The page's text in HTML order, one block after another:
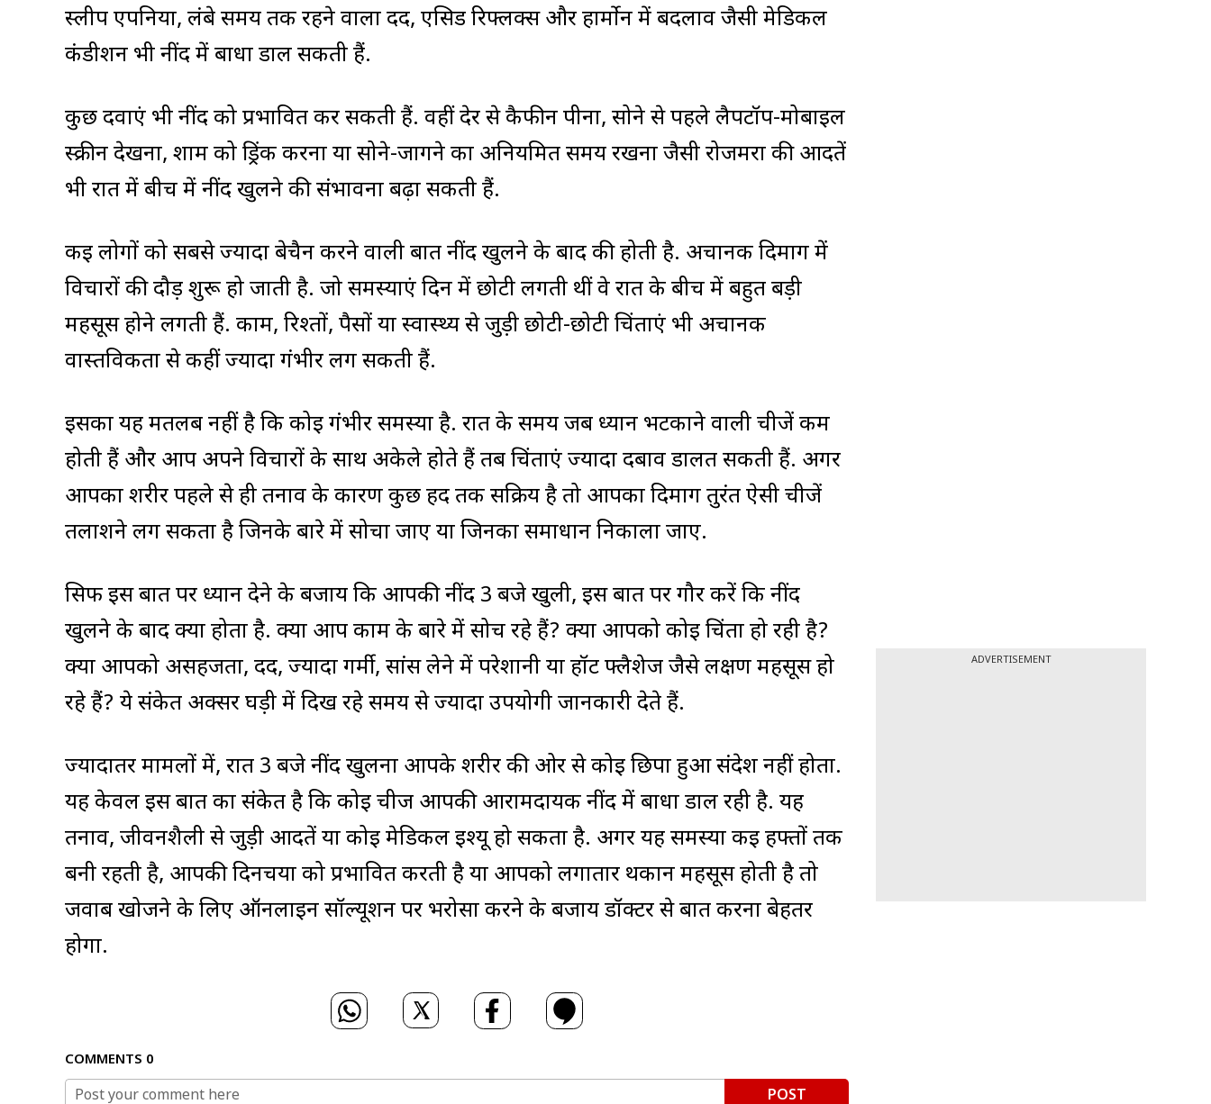
स्लीप एपनिया, लंबे समय तक रहने वाला दर्द, एसिड रिफ्लक्स और हार्मोन में बदलाव जैसी मेडिकल
कंडीशन भी नींद में बाधा डाल सकती हैं.
कुछ दवाएं भी नींद को प्रभावित कर सकती हैं. वहीं देर से कैफीन पीना, सोने से पहले लैपटॉप-मोबाइल
स्क्रीन देखना, शाम को ड्रिंक करना या सोने-जागने का अनियमित समय रखना जैसी रोजमर्रा की आदतें
भी रात में बीच में नींद खुलने की संभावना बढ़ा सकती हैं.
कई लोगों को सबसे ज्यादा बेचैन करने वाली बात नींद खुलने के बाद की होती है. अचानक दिमाग में
विचारों की दौड़ शुरू हो जाती है. जो समस्याएं दिन में छोटी लगती थीं वे रात के बीच में बहुत बड़ी
महसूस होने लगती हैं. काम, रिश्तों, पैसों या स्वास्थ्य से जुड़ी छोटी-छोटी चिंताएं भी अचानक
वास्तविकता से कहीं ज्यादा गंभीर लग सकती हैं.
इसका यह मतलब नहीं है कि कोई गंभीर समस्या है. रात के समय जब ध्यान भटकाने वाली चीजें कम
होती हैं और आप अपने विचारों के साथ अकेले होते हैं तब चिंताएं ज्यादा दबाव डालत सकती हैं. अगर
आपका शरीर पहले से ही तनाव के कारण कुछ हद तक सक्रिय है तो आपका दिमाग तुरंत ऐसी चीजें
तलाशने लग सकता है जिनके बारे में सोचा जाए या जिनका समाधान निकाला जाए.
सिर्फ इस बात पर ध्यान देने के बजाय कि आपकी नींद 3 बजे खुली, इस बात पर गौर करें कि नींद
खुलने के बाद क्या होता है. क्या आप काम के बारे में सोच रहे हैं? क्या आपको कोई चिंता हो रही है?
क्या आपको असहजता, दर्द, ज्यादा गर्मी, सांस लेने में परेशानी या हॉट फ्लैशेज जैसे लक्षण महसूस हो
रहे हैं? ये संकेत अक्सर घड़ी में दिख रहे समय से ज्यादा उपयोगी जानकारी देते हैं.
ज्यादातर मामलों में, रात 3 बजे नींद खुलना आपके शरीर की ओर से कोई छिपा हुआ संदेश नहीं होता.
यह केवल इस बात का संकेत है कि कोई चीज आपकी आरामदायक नींद में बाधा डाल रही है. यह
तनाव, जीवनशैली से जुड़ी आदतें या कोई मेडिकल इश्यू हो सकता है. अगर यह समस्या कई हफ्तों तक
बनी रहती है, आपकी दिनचर्या को प्रभावित करती है या आपको लगातार थकान महसूस होती है तो
जवाब खोजने के लिए ऑनलाइन सॉल्यूशन पर भरोसा करने के बजाय डॉक्टर से बात करना बेहतर
होगा.
COMMENTS 0
POST
ADVERTISEMENT